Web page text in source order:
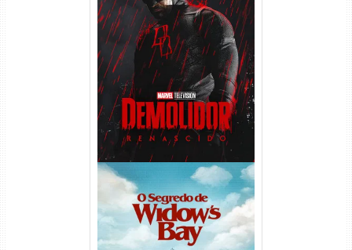
Demolidor: Renascido 2ª
Temporada (2026) WEB-DL
1080p Dual Áudio